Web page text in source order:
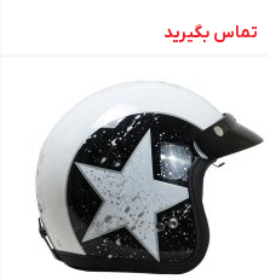
تماس بگیرید